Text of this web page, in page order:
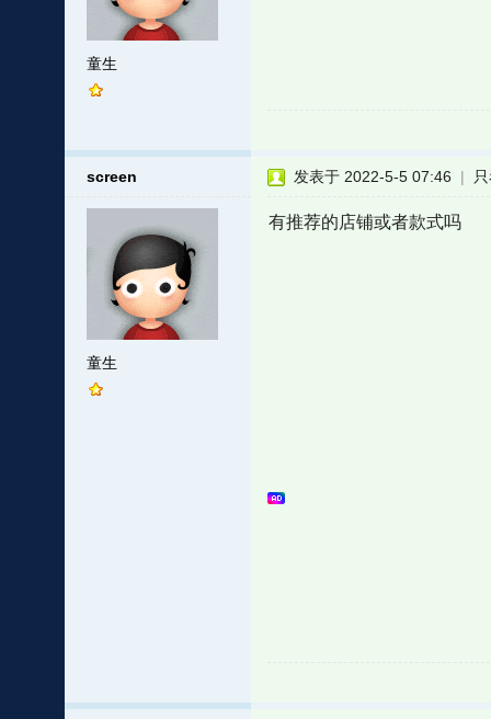
童生
screen
童生
发表于 2022-5-5 07:46 |
有推荐的店铺或者款式吗